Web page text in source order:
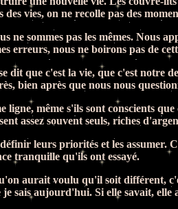
vies, on ne recolle pas des
ne sommes pas les mêmes. Nous
erreurs, nous ne boirons pas de
dit que c'est la vie, que c'est notre
bien après que nous nous
même s'ils sont conscients que
assez souvent seuls, riches
leurs priorités et les assumer.
tranquille qu'ils ont essayé.
aurait voulu qu'il soit
je sais aujourd'hui. Si elle savait,